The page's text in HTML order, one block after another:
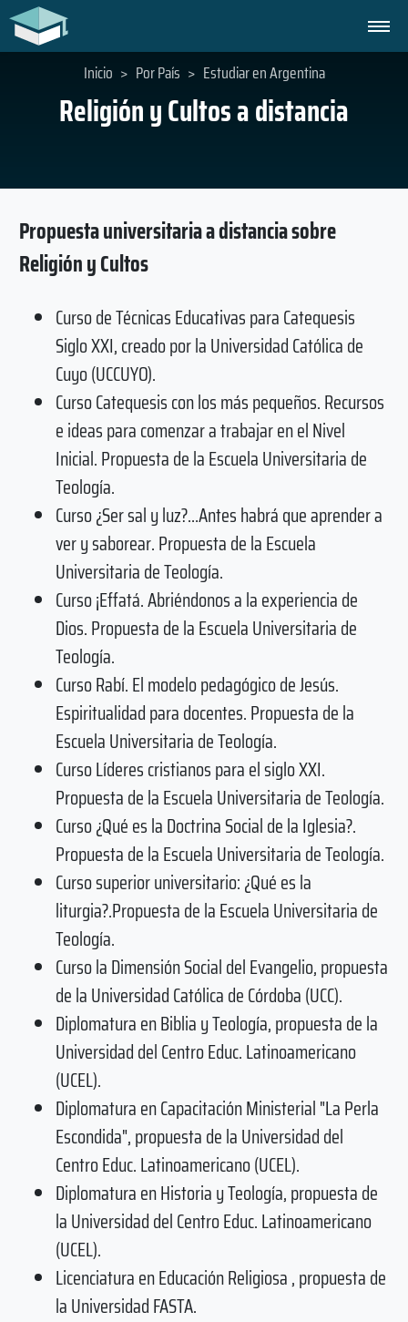
Religión y Cultos a distancia
Inicio > Por País > Estudiar en Argentina
Propuesta universitaria a distancia sobre
Religión y Cultos
Curso de Técnicas Educativas para Catequesis
Siglo XXI, creado por la Universidad Católica de
Cuyo (UCCUYO).
Curso Catequesis con los más pequeños. Recursos
e ideas para comenzar a trabajar en el Nivel
Inicial. Propuesta de la Escuela Universitaria de
Teología.
Curso ¿Ser sal y luz?…Antes habrá que aprender a
ver y saborear. Propuesta de la Escuela
Universitaria de Teología.
Curso ¡Effatá. Abriéndonos a la experiencia de
Dios. Propuesta de la Escuela Universitaria de
Teología.
Curso Rabí. El modelo pedagógico de Jesús.
Espiritualidad para docentes. Propuesta de la
Escuela Universitaria de Teología.
Curso Líderes cristianos para el siglo XXI.
Propuesta de la Escuela Universitaria de Teología.
Curso ¿Qué es la Doctrina Social de la Iglesia?.
Propuesta de la Escuela Universitaria de Teología.
Curso superior universitario: ¿Qué es la
liturgia?.Propuesta de la Escuela Universitaria de
Teología.
Curso la Dimensión Social del Evangelio, propuesta
de la Universidad Católica de Córdoba (UCC).
Diplomatura en Biblia y Teología, propuesta de la
Universidad del Centro Educ. Latinoamericano
(UCEL).
Diplomatura en Capacitación Ministerial "La Perla
Escondida", propuesta de la Universidad del
Centro Educ. Latinoamericano (UCEL).
Diplomatura en Historia y Teología, propuesta de
la Universidad del Centro Educ. Latinoamericano
(UCEL).
Licenciatura en Educación Religiosa , propuesta de
la Universidad FASTA.